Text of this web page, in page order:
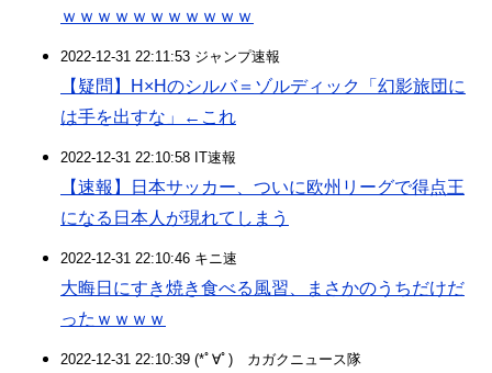
ｗｗｗｗｗｗｗｗｗｗｗ
2022-12-31 22:11:53 ジャンプ速報
【疑問】H×Hのシルバ＝ゾルディック「幻影旅団に
は手を出すな」←これ
2022-12-31 22:10:58 IT速報
【速報】日本サッカー、ついに欧州リーグで得点王
になる日本人が現れてしまう
2022-12-31 22:10:46 キニ速
大晦日にすき焼き食べる風習、まさかのうちだけだ
ったｗｗｗｗ
2022-12-31 22:10:39 (*ﾟ∀ﾟ)ゞカガクニュース隊